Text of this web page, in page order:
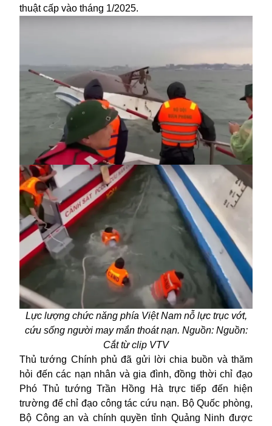
thuật cấp vào tháng 1/2025.
Lực lượng chức năng phía Việt Nam nỗ lực trục vớt,
cứu sống người may mắn thoát nạn. Nguồn: Nguồn:
Cắt từ clip VTV
Thủ tướng Chính phủ đã gửi lời chia buồn và thăm
hỏi đến các nạn nhân và gia đình, đồng thời chỉ đạo
Phó Thủ tướng Trần Hồng Hà trực tiếp đến hiện
trường để chỉ đạo công tác cứu nạn. Bộ Quốc phòng,
Bộ Công an và chính quyền tỉnh Quảng Ninh được